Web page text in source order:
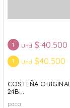
1 Und $ 40.500
1 Und $40.500
COSTEÑA
24B...
paca